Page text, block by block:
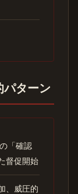
パターン
「確認
督促開始
、威圧的